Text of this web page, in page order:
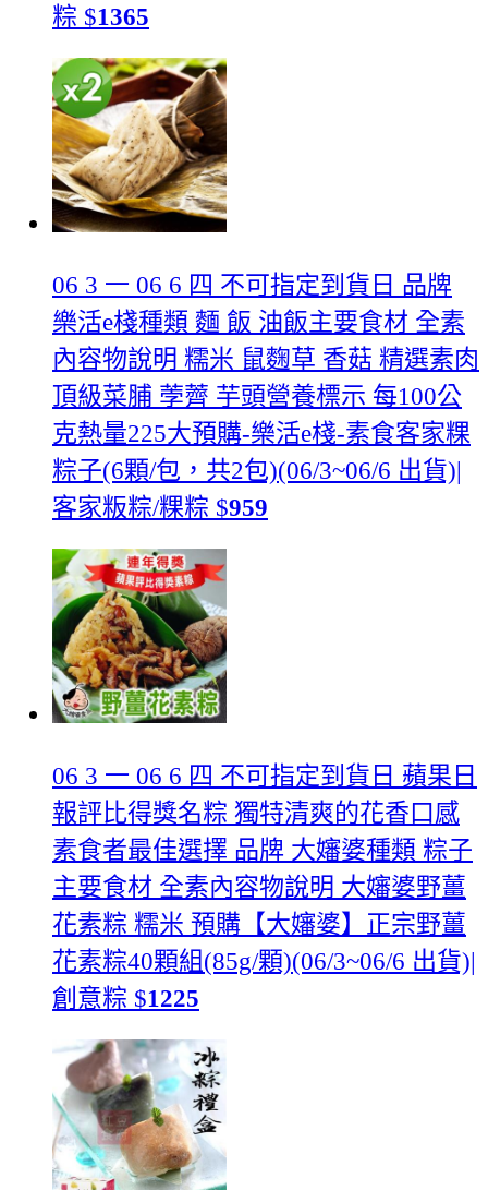
粽 $1365
06 3 一 06 6 四 不可指定到貨日 品牌
樂活e棧種類 麵 飯 油飯主要食材 全素
內容物說明 糯米 鼠麴草 香菇 精選素肉
頂級菜脯 荸薺 芋頭營養標示 每100公
克熱量225大預購-樂活e棧-素食客家粿
粽子(6顆/包，共2包)(06/3~06/6 出貨)|
客家粄粽/粿粽 $959
06 3 一 06 6 四 不可指定到貨日 蘋果日
報評比得獎名粽 獨特清爽的花香口感
素食者最佳選擇 品牌 大嬸婆種類 粽子
主要食材 全素內容物說明 大嬸婆野薑
花素粽 糯米 預購【大嬸婆】正宗野薑
花素粽40顆組(85g/顆)(06/3~06/6 出貨)|
創意粽 $1225